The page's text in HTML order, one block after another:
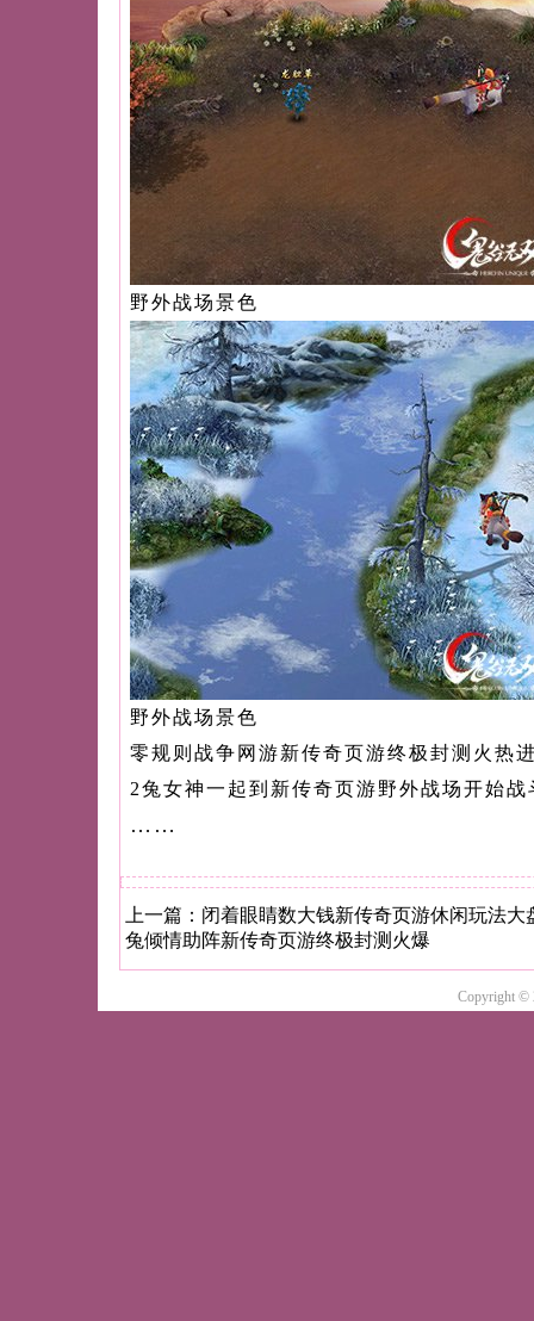
野外战场景色
野外战场景色
零规则战争网游新传奇页游终极封测火热
2兔女神一起到新传奇页游野外战场开始战
……
上一篇： 闭着眼睛数大钱新传奇页游休闲玩法大
兔倾情助阵新传奇页游终极封测火爆
Copyright ©